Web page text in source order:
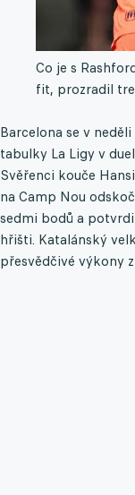
Co je s
fit, prozradil
Barcelona se v
tabulky La Ligy v
Svěřenci kouče
na Camp Nou
sedmi bodů a
hřišti. Katalánský
přesvědčivé výkony